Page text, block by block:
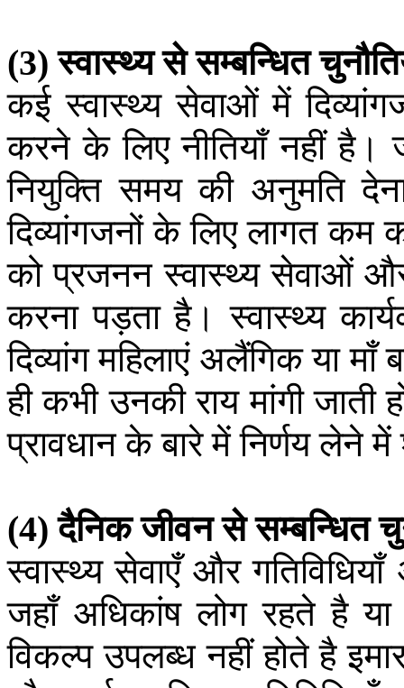
(3) स्वास्थ्य से सम्बन्धित
कई स्वास्थ्य सेवाओं में
करने के लिए नीतियाँ नहीं है।
नियुक्ति समय की अनुमति
दिव्यांगजनों के लिए लागत कम
को प्रजनन स्वास्थ्य सेवाओं
करना पड़ता है। स्वास्थ्य
दिव्यांग महिलाएं अलैंगिक या माँ
ही कभी उनकी राय मांगी जाती
प्रावधान के बारे में निर्णय लेने में
(4) दैनिक जीवन से सम्बन्धित
स्वास्थ्य सेवाएँ और गतिविधियाँ
जहाँ अधिकांष लोग रहते है या
विकल्प उपलब्ध नहीं होते है